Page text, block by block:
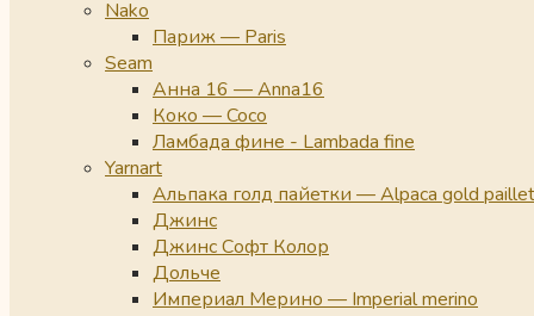
Nako
Париж — Paris
Seam
Анна 16 — Anna16
Коко — Coco
Ламбада фине - Lambada fine
Yarnart
Альпака голд пайетки — Alpaca gold
Джинс
Джинс Софт Колор
Дольче
Империал Мерино — Imperial merino